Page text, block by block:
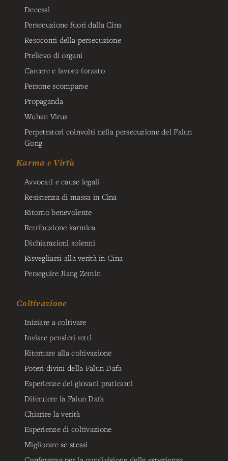
Decessi
Persecuzione fuori dalla Cina
Resoconti della persecuzione
Prelievo di organi
Carcere e lavoro forzato
Persone scomparse
Propaganda
Wuhan Virus
Perpetratori coinvolti nella persecuzione del Falun
Gong
Karma e Virtù
Avvocati e cause legali
Resistenza di massa in Cina
Ritorno benevolente
Retribuzione karmica
Dichiarazioni solenni
Risvegliarsi alla verità in Cina
Perseguire Jiang Zemin
Coltivazione
Iniziare a coltivare
Inviare pensieri retti
Ritornare alla coltivazione
Poteri divini della Falun Dafa
Esperienze dei giovani praticanti
Difendere la Falun Dafa
Chiarire la verità
Esperienze di coltivazione
Migliorare se stessi